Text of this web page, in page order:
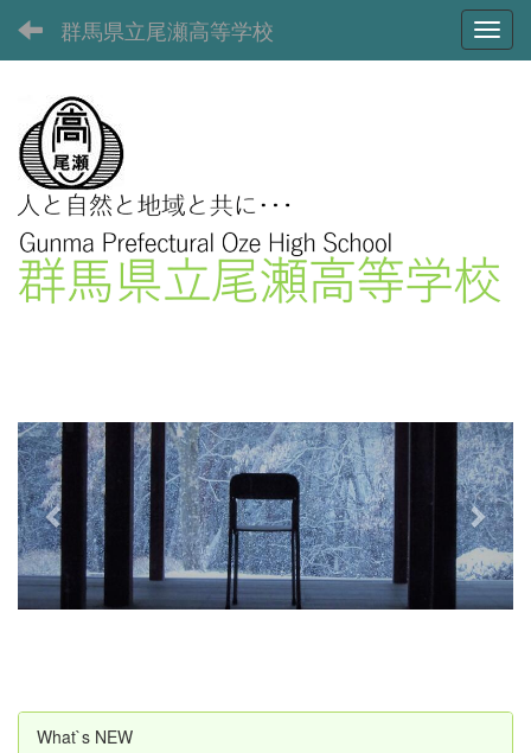
群馬県立尾瀬高等学校
e
v
i
o
u
s
x
t
What`s NEW